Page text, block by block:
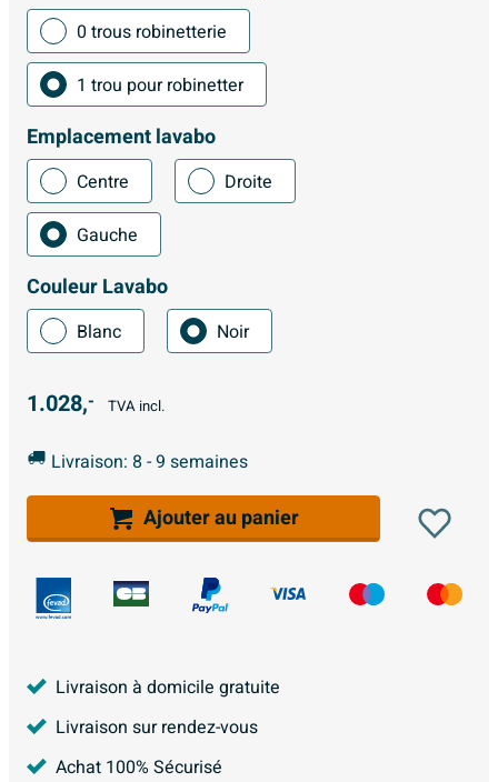
0 trous robinetterie
1 trou pour robinetter
Emplacement lavabo
Centre
Droite
Gauche
Couleur Lavabo
Blanc Noir
1.028,- TVA incl.
Livraison: 8 - 9 semaines
Ajouter au panier
Livraison à domicile gratuite
Livraison sur rendez-vous
Achat 100% Sécurisé